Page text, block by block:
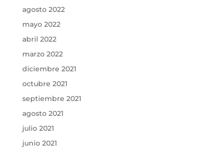
agosto 2022
mayo 2022
abril 2022
marzo 2022
diciembre 2021
octubre 2021
septiembre 2021
agosto 2021
julio 2021
junio 2021